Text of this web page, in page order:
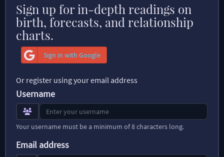
Sign up for in-depth readings on
birth, forecasts, and relationship
charts.
Sign in with Google
Or register using your email address
Username
Your username must be a minimum of 8 characters long.
Email address